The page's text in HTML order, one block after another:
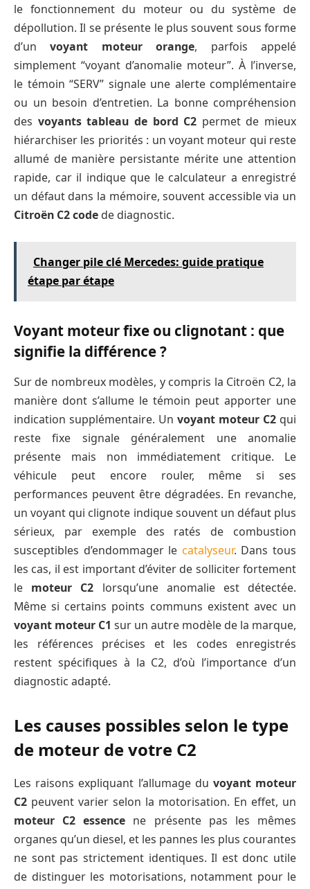
le fonctionnement du moteur ou du système de
dépollution. Il se présente le plus souvent sous forme
d’unvoyant moteur orange, parfois appelé
simplement “voyant d’anomalie moteur”. À l’inverse,
le témoin “SERV” signale une alerte complémentaire
ou un besoin d’entretien. La bonne compréhension
des voyants tableau de bord C2 permet de mieux
hiérarchiser les priorités : un voyant moteur qui reste
allumé de manière persistante mérite une attention
rapide, car il indique que le calculateur a enregistré
un défaut dans la mémoire, souvent accessible via un
Citroën C2 code de diagnostic.
Changer pile clé Mercedes: guide pratique
étape par étape
Voyant moteur fixe ou clignotant : que
signifie la différence ?
Sur de nombreux modèles, y compris la Citroën C2, la
manière dont s’allume le témoin peut apporter une
indication supplémentaire. Un voyant moteur C2 qui
reste fixe signale généralement une anomalie
présente mais non immédiatement critique. Le
véhicule peut encore rouler, même si ses
performances peuvent être dégradées. En revanche,
un voyant qui clignote indique souvent un défaut plus
sérieux, par exemple des ratés de combustion
susceptibles d’endommager le catalyseur. Dans tous
les cas, il est important d’éviter de solliciter fortement
le moteur C2 lorsqu’une anomalie est détectée.
Même si certains points communs existent avec un
voyant moteur C1 sur un autre modèle de la marque,
les références précises et les codes enregistrés
restent spécifiques à la C2, d’où l’importance d’un
diagnostic adapté.
Les causes possibles selon le type
de moteur de votre C2
Les raisons expliquant l’allumage du voyant moteur
C2 peuvent varier selon la motorisation. En effet, un
moteur C2 essence ne présente pas les mêmes
organes qu’un diesel, et les pannes les plus courantes
ne sont pas strictement identiques. Il est donc utile
de distinguer les motorisations, notamment pour le